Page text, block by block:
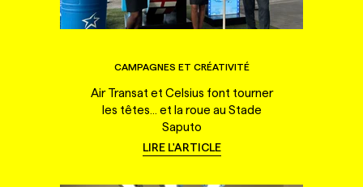
CAMPAGNES ET CRÉATIVITÉ
Air Transat et Celsius font tourner
les têtes... et la roue au Stade
Saputo
LIRE L'ARTICLE